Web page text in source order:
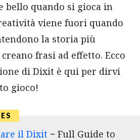
bello quando si gioca in
viene fuori quando
la storia più
frasi ad effetto. Ecco
di Dixit è qui per dirvi
gioco!
il Dixit − Full Guide to